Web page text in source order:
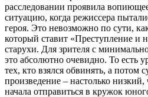
расследовании проявила
ситуацию, когда режиссера
героя. Это невозможно по сути,
который ставит «Преступление и
старухи. Для зрителя с
это абсолютно очевидно. То есть
тех, кто взялся обвинять, а потом
произведение – настолько
начала отправиться в кружок